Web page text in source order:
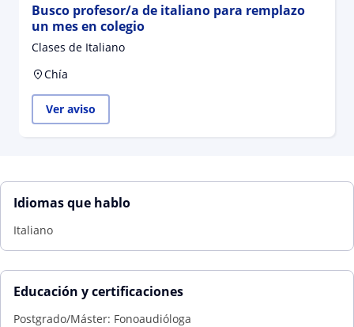
Busco profesor/a de italiano para remplazo
un mes en colegio
Clases de Italiano
Chía
Ver aviso
Idiomas que hablo
Italiano
Educación y certificaciones
Postgrado/Máster: Fonoaudióloga